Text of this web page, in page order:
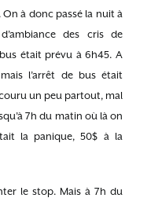
à donc passé la nuit à
des cris de
était prévu à 6h45. A
l’arrêt de bus était
un peu partout, mal
7h du matin où là on
la panique, 50$ à la
le stop. Mais à 7h du